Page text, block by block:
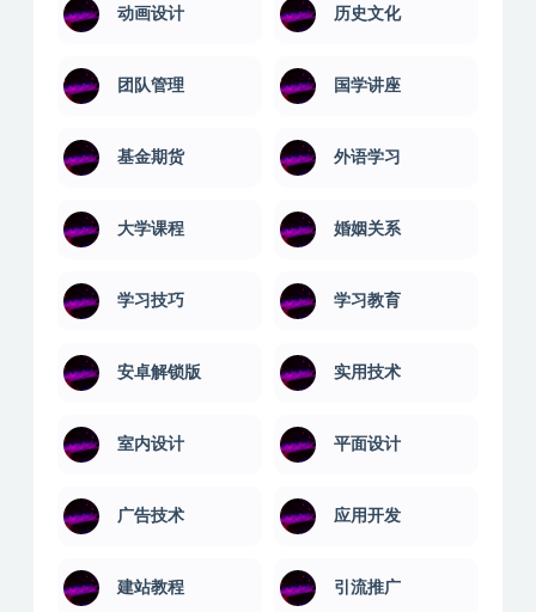
动画设计 历史文化
团队管理 国学讲座
基金期货 外语学习
大学课程 婚姻关系
学习技巧 学习教育
安卓解锁版 实用技术
室内设计 平面设计
广告技术 应用开发
建站教程 引流推广